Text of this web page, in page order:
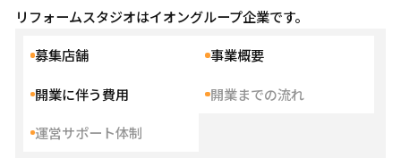
リフォームスタジオはイオングループ企業です。
募集店舗
事業概要
開業に伴う費用
開業までの流れ
運営サポート体制